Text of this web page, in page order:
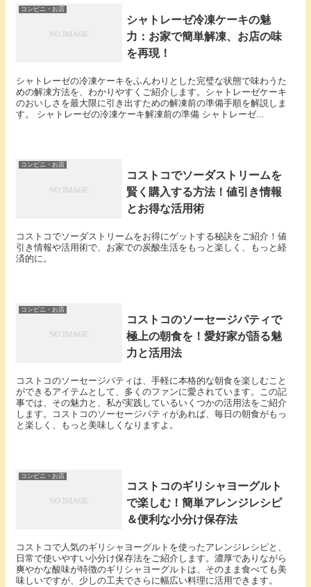
コンビニ・お店
シャトレーゼ冷凍ケーキの魅
力：お家で簡単解凍、お店の味
を再現！
シャトレーゼの冷凍ケーキをふんわりとした完璧な状態で味わうた
めの解凍方法を、わかりやすくご紹介します。シャトレーゼケーキ
のおいしさを最大限に引き出すための解凍前の準備手順を解説しま
す。 シャトレーゼの冷凍ケーキ解凍前の準備 シャトレーゼ...
コンビニ・お店
コストコでソーダストリームを
賢く購入する方法！値引き情報
とお得な活用術
コストコでソーダストリームをお得にゲットする秘訣をご紹介！値
引き情報や活用術で、お家での炭酸生活をもっと楽しく、もっと経
済的に。
コンビニ・お店
コストコのソーセージパティで
極上の朝食を！愛好家が語る魅
力と活用法
コストコのソーセージパティは、手軽に本格的な朝食を楽しむこと
ができるアイテムとして、多くのファンに愛されています。この記
事では、その魅力と、私が実践しているいくつかの活用法をご紹介
します。コストコのソーセージパティがあれば、毎日の朝食がもっ
と楽しく、もっと美味しくなりますよ。
コンビニ・お店
コストコのギリシャヨーグルト
で楽しむ！簡単アレンジレシピ
＆便利な小分け保存法
コストコで人気のギリシャヨーグルトを使ったアレンジレシピと、
日常で使いやすい小分け保存法をご紹介します。濃厚でありながら
爽やかな酸味が特徴のギリシャヨーグルトは、そのまま食べても美
味しいですが、少しの工夫でさらに幅広い料理に活用できます。